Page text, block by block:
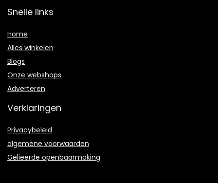
Snelle links
Home
Alles winkelen
Blogs
Onze webshops
Adverteren
Verklaringen
Privacybeleid
algemene voorwaarden
Gelieerde openbaarmaking